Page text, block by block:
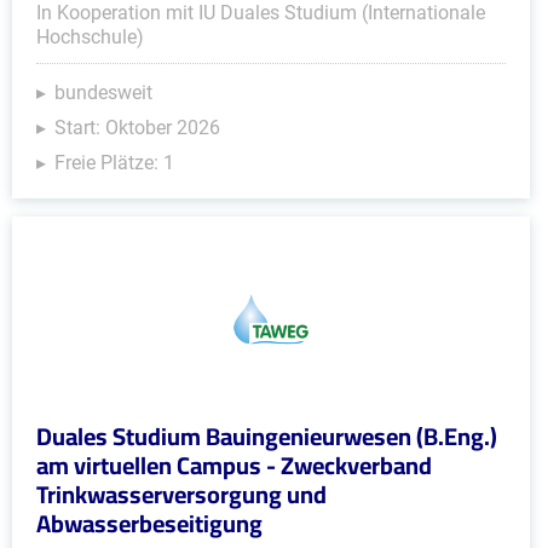
In Kooperation mit IU Duales Studium (Internationale
Hochschule)
bundesweit
Start: Oktober 2026
Freie Plätze: 1
Duales Studium Bauingenieurwesen (B.Eng.)
am virtuellen Campus - Zweckverband
Trinkwasserversorgung und
Abwasserbeseitigung